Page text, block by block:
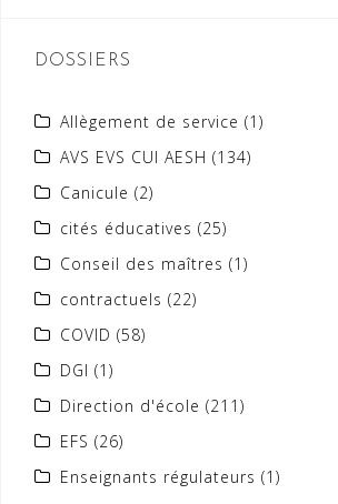
DOSSIERS
Allègement de service (1)
AVS EVS CUI AESH (134)
Canicule (2)
cités éducatives (25)
Conseil des maîtres (1)
contractuels (22)
COVID (58)
DGI (1)
Direction d'école (211)
EFS (26)
Enseignants régulateurs (1)